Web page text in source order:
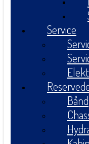
Service
Bånd